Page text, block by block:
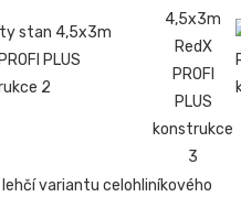
variantu celohliníkového